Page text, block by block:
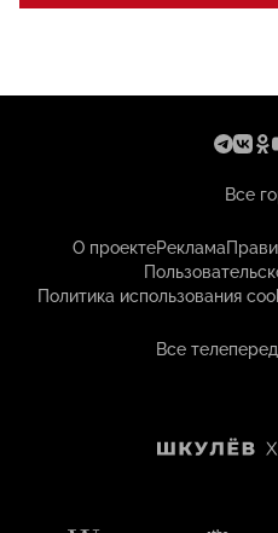
Все
О проектеРеклама
Политика использования
Все